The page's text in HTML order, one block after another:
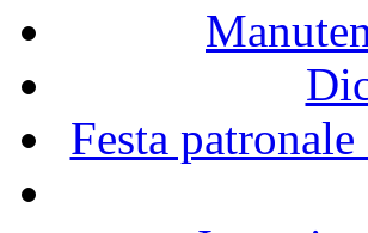
Festa